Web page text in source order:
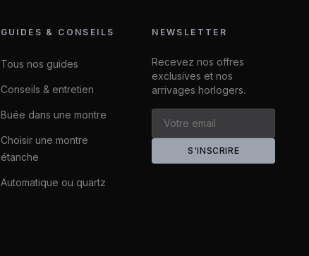
GUIDES & CONSEILS
Tous nos guides
Conseils & entretien
Buée dans une montre
Choisir une montre
étanche
Automatique ou quartz
NEWSLETTER
Recevez nos offres
exclusives et nos
arrivages horlogers.
S'INSCRIRE